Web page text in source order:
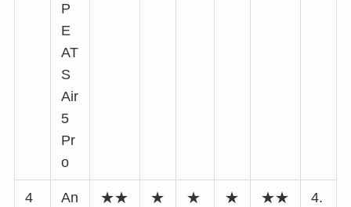
P
E
AT
S
Air
5
Pr
o
4
An
★★
★
★
★
★★
4.